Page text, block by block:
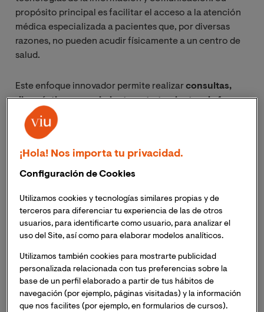
propósito principal es facilitar el acceso a la atención
médica especializada a pacientes que, por diversas
razones, no pueden acudir físicamente a un centro de
salud.
Este enfoque innovador permite realizarconsultas,
diagnósticos, seguimientos y tratamientos de forma
remota
, contribuyendo así a la descentralización de la
asistencia sanitaria y optimizando los recursos. En
servicios de salud, reducir costos —tanto para los
pacientes como para los sistemas sanitarios— y brindar
En un escenario donde la rapidez y la accesibilidad son
cruciales, la telemedicina es un pilar fundamental para
satisfactoria para la población en general.
Clasificación y modalidades principales de la
telemedicina
¡Hola! Nos importa tu privacidad.
Configuración de Cookies
Utilizamos cookies y tecnologías similares propias y de
terceros para diferenciar tu experiencia de las de otros
usuarios, para identificarte como usuario, para analizar el
uso del Site, así como para elaborar modelos analíticos.
Utilizamos también cookies para mostrarte publicidad
personalizada relacionada con tus preferencias sobre la
base de un perfil elaborado a partir de tus hábitos de
navegación (por ejemplo, páginas visitadas) y la información
que nos facilites (por ejemplo, en formularios de cursos).